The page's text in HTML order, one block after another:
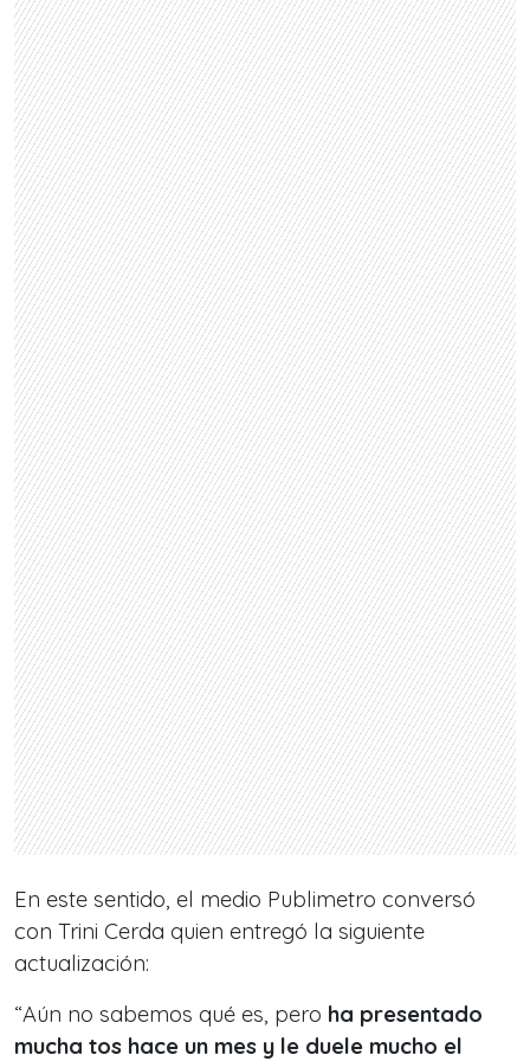
En este sentido, el medio Publimetro conversó
con Trini Cerda quien entregó la siguiente
actualización:
“Aún no sabemos qué es, pero ha presentado
mucha tos hace un mes y le duele mucho el